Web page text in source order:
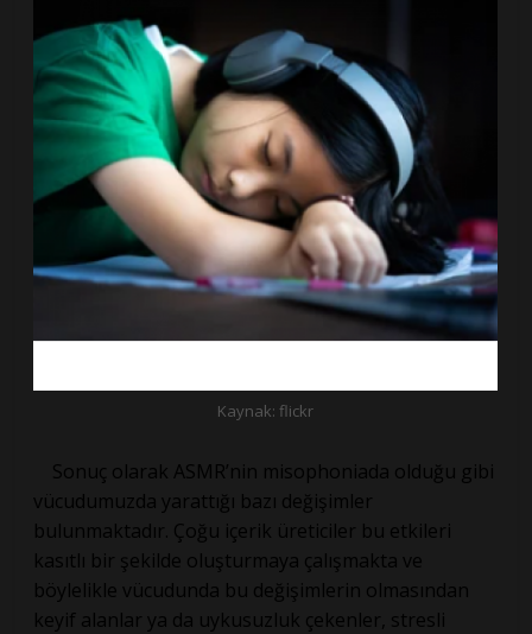
Kaynak: flickr
Sonuç olarak ASMR’nin misophoniada olduğu gibi
vücudumuzda yarattığı bazı değişimler
bulunmaktadır. Çoğu içerik üreticiler bu etkileri
kasıtlı bir şekilde oluşturmaya çalışmakta ve
böylelikle vücudunda bu değişimlerin olmasından
keyif alanlar ya da uykusuzluk çekenler, stresli